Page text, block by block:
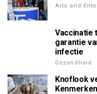
Arts and
Vaccinatie
garantie
infectie
Gezondheid
Knoflook